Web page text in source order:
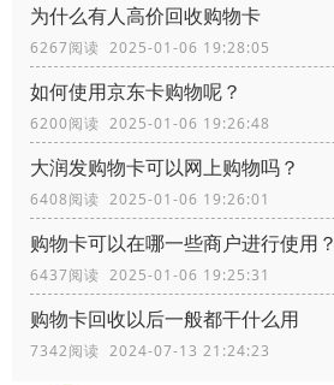
为什么有人高价回收购物卡
6267阅读 2025-01-06 19:28:05
如何使用京东卡购物呢？
6200阅读 2025-01-06 19:26:48
大润发购物卡可以网上购物吗？
6408阅读 2025-01-06 19:26:01
购物卡可以在哪一些商户进行使用？
6437阅读 2025-01-06 19:25:31
购物卡回收以后一般都干什么用
7342阅读 2024-07-13 21:24:23